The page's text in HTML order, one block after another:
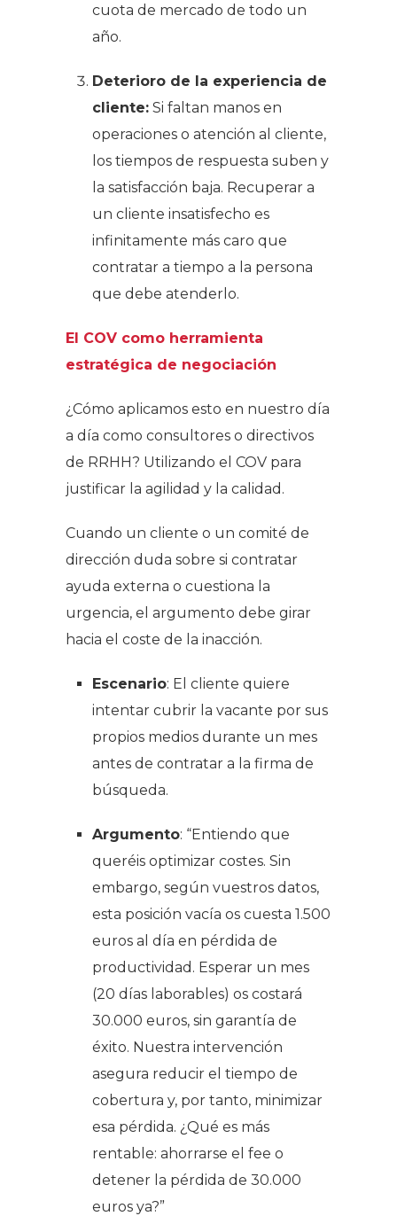
cuota de mercado de todo un
año.
Deterioro de la experiencia de
cliente: Si faltan manos en
operaciones o atención al cliente,
los tiempos de respuesta suben y
la satisfacción baja. Recuperar a
un cliente insatisfecho es
infinitamente más caro que
contratar a tiempo a la persona
que debe atenderlo.
El COV como herramienta
estratégica de negociación
¿Cómo aplicamos esto en nuestro día
a día como consultores o directivos
de RRHH? Utilizando el COV para
justificar la agilidad y la calidad.
Cuando un cliente o un comité de
dirección duda sobre si contratar
ayuda externa o cuestiona la
urgencia, el argumento debe girar
hacia el coste de la inacción.
Escenario: El cliente quiere
intentar cubrir la vacante por sus
propios medios durante un mes
antes de contratar a la firma de
búsqueda.
Argumento: “Entiendo que
queréis optimizar costes. Sin
embargo, según vuestros datos,
esta posición vacía os cuesta 1.500
euros al día en pérdida de
productividad. Esperar un mes
(20 días laborables) os costará
30.000 euros, sin garantía de
éxito. Nuestra intervención
asegura reducir el tiempo de
cobertura y, por tanto, minimizar
esa pérdida. ¿Qué es más
rentable: ahorrarse el fee o
detener la pérdida de 30.000
euros ya?”